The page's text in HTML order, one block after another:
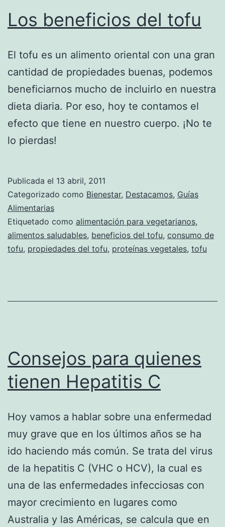
Los beneficios del tofu
El tofu es un alimento oriental con una gran
cantidad de propiedades buenas, podemos
beneficiarnos mucho de incluirlo en nuestra
dieta diaria. Por eso, hoy te contamos el
efecto que tiene en nuestro cuerpo. ¡No te
lo pierdas!
Publicada el 13 abril, 2011
Categorizado como Bienestar, Destacamos, Guías
Alimentarias
Etiquetado como alimentación para vegetarianos,
alimentos saludables, beneficios del tofu, consumo de
tofu, propiedades del tofu, proteínas vegetales, tofu
Consejos para quienes
tienen Hepatitis C
Hoy vamos a hablar sobre una enfermedad
muy grave que en los últimos años se ha
ido haciendo más común. Se trata del virus
de la hepatitis C (VHC o HCV), la cual es
una de las enfermedades infecciosas con
mayor crecimiento en lugares como
Australia y las Américas, se calcula que en